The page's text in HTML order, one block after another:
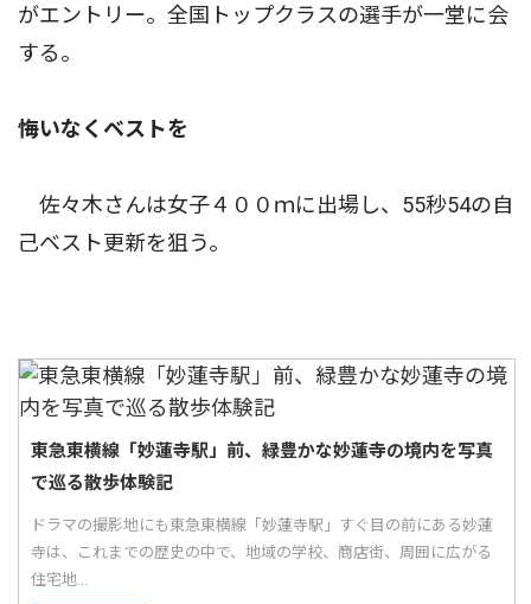
がエントリー。全国トップクラスの選手が一堂に会
する。
悔いなくベストを
佐々木さんは女子４００ｍに出場し、55秒54の自
己ベスト更新を狙う。
東急東横線「妙蓮寺駅」前、緑豊かな妙蓮寺の境内を写真
で巡る散歩体験記
ドラマの撮影地にも東急東横線「妙蓮寺駅」すぐ目の前にある妙蓮
寺は、これまでの歴史の中で、地域の学校、商店街、周囲に広がる
住宅地...